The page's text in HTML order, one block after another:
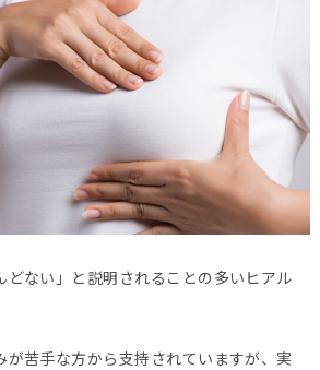
どない」と説明されることの多いヒアル
が苦手な方から支持されていますが、実